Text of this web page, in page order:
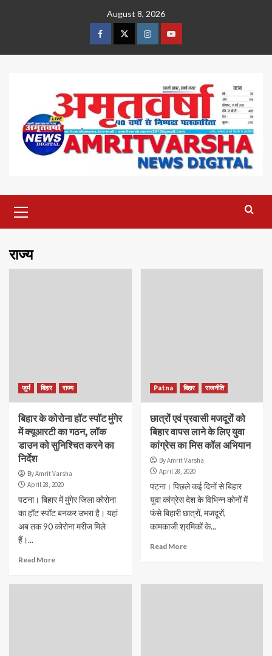
August 8, 2026
FacebookTwitterInstagramYoutube
Menu
राज्य
जुर्म बिहार राज्य
बिहार के कोरोना हॉट स्पॉट मुंगेर
में क्यूआरटी का गठन, लॉक
डाउन को सुनिश्चित करने का
निर्देश
By Amrit Varsha
April 28, 2020
पटना। बिहार में मुंगेर जिला कोरोना
का हॉट स्पॉट बनकर उभरा है। यहां
अब तक 90 कोरोना मरीज मिले
हैं।...
Read More
Patna बिहार राजनीति
छात्रों एवं प्रवासी मजदूरों को
बिहार वापस लाने के लिए युवा
कांग्रेस का मिस कॉल अभियान
By Amrit Varsha
April 28, 2020
पटना। पिछले कई दिनों से बिहार
युवा कांग्रेस देश के विभिन्न कोनों में
फंसे बिहारी छात्रों, मजदूरों,
कामकाजी श्रमिकों के...
Read More